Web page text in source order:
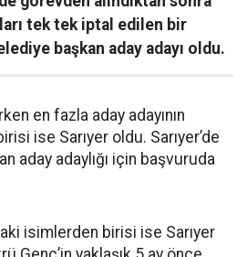
tek tek iptal edilen bir
başkan aday adayı oldu.
en fazla aday adayının
ise Sarıyer oldu. Sarıyer’de
aday adaylığı için başvuruda
isimlerden birisi ise Sarıyer